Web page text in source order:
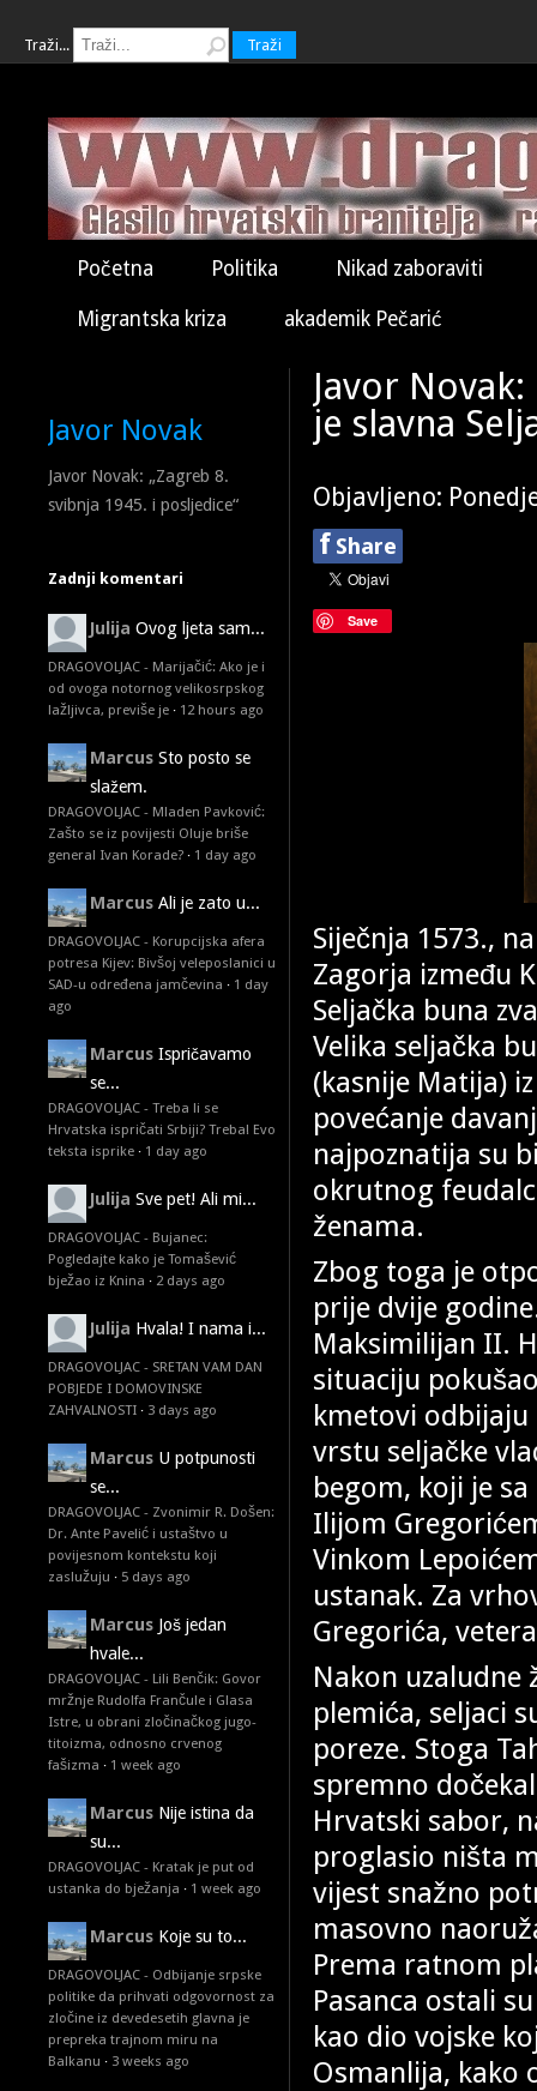
Traži... Traži
Početna Politika Nikad zaboraviti
Migrantska kriza akademik Pečarić
Javor Novak
Javor Novak: „Zagreb 8.
svibnja 1945. i posljedice“
Zadnji komentari
Julija Ovog ljeta sam...
DRAGOVOLJAC - Marijačić: Ako je i
od ovoga notornog velikosrpskog
lažljivca, previše je · 12 hours ago
Marcus Sto posto se
slažem.
DRAGOVOLJAC - Mladen Pavković:
Zašto se iz povijesti Oluje briše
general Ivan Korade? · 1 day ago
Marcus Ali je zato u...
DRAGOVOLJAC - Korupcijska afera
potresa Kijev: Bivšoj veleposlanici u
SAD-u određena jamčevina · 1 day
ago
Marcus Ispričavamo
se...
DRAGOVOLJAC - Treba li se
Hrvatska ispričati Srbiji? Treba! Evo
teksta isprike · 1 day ago
Julija Sve pet! Ali mi...
DRAGOVOLJAC - Bujanec:
Pogledajte kako je Tomašević
bježao iz Knina · 2 days ago
Julija Hvala! I nama i...
DRAGOVOLJAC - SRETAN VAM DAN
POBJEDE I DOMOVINSKE
ZAHVALNOSTI · 3 days ago
Marcus U potpunosti
se...
DRAGOVOLJAC - Zvonimir R. Došen:
Dr. Ante Pavelić i ustaštvo u
povijesnom kontekstu koji
zaslužuju · 5 days ago
Marcus Još jedan
hvale...
DRAGOVOLJAC - Lili Benčik: Govor
mržnje Rudolfa Frančule i Glasa
Istre, u obrani zločinačkog jugo-
titoizma, odnosno crvenog
fašizma · 1 week ago
Marcus Nije istina da
su...
DRAGOVOLJAC - Kratak je put od
ustanka do bježanja · 1 week ago
Marcus Koje su to...
DRAGOVOLJAC - Odbijanje srpske
politike da prihvati odgovornost za
zločine iz devedesetih glavna je
prepreka trajnom miru na
Balkanu · 3 weeks ago
Javor
je slavna
Objavljeno:
f Share
Save
Siječnja 1573.,
Zagorja između
Seljačka buna
Velika seljačka
(kasnije Matija)
povećanje
najpoznatija su
okrutnog
ženama.
Zbog toga je
prije dvije
Maksimilijan II.
situaciju
kmetovi odbijaju
vrstu seljačke
begom, koji je
Ilijom
Vinkom
ustanak. Za
Gregorića,
Nakon uzaludne
plemića, seljaci
poreze. Stoga
spremno
Hrvatski sabor,
proglasio ništa
vijest snažno
masovno
Prema ratnom
Pasanca ostali
kao dio vojske
Osmanlija, kako